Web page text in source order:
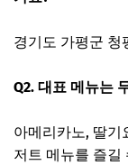
경기도 가평군 청
Q2. 대표 메뉴는
아메리카노, 딸기
저트 메뉴를 즐길